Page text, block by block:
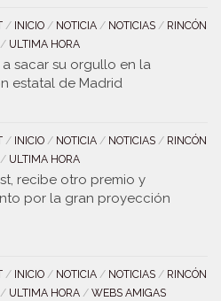
/ INICIO / NOTICIA / NOTICIAS / RINCÓN
/ ULTIMA HORA
a sacar su orgullo en la
estatal de Madrid
/ INICIO / NOTICIA / NOTICIAS / RINCÓN
/ ULTIMA HORA
recibe otro premio y
por la gran proyección
/ INICIO / NOTICIA / NOTICIAS / RINCÓN
/ ULTIMA HORA / WEBS AMIGAS